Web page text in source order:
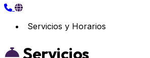
Servicios y Horarios
Servicios